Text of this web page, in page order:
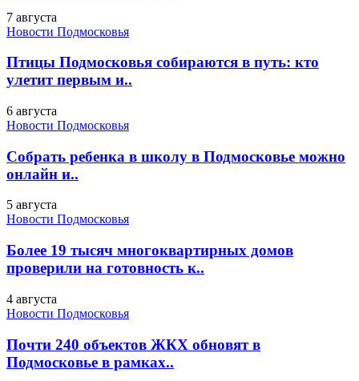
7 августа
Новости Подмосковья
Птицы Подмосковья собираются в путь: кто
улетит первым и..
6 августа
Новости Подмосковья
Собрать ребенка в школу в Подмосковье можно
онлайн и..
5 августа
Новости Подмосковья
Более 19 тысяч многоквартирных домов
проверили на готовность к..
4 августа
Новости Подмосковья
Почти 240 объектов ЖКХ обновят в
Подмосковье в рамках..